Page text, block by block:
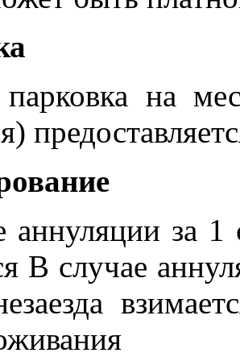
на
аннуляции за
В случае